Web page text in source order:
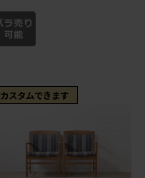
カスタムできます